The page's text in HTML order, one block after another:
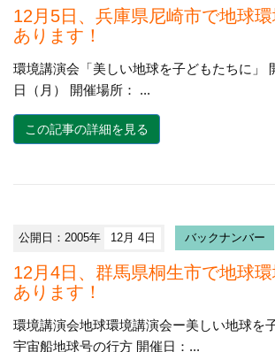
12月5日、兵庫県尼崎市で地球
あります！
環境講演会「美しい地球を子どもたちに」
日（月） 開催場所： ...
この記事の詳細を見る
公開日：2005年 12月 4日 バックナンバー
12月4日、群馬県桐生市で地球
あります！
環境講演会地球環境講演会ー美しい地球を
宇宙船地球号の行方 開催日：...